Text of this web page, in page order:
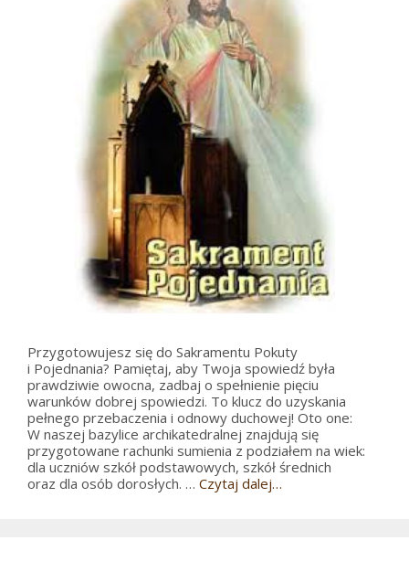
Przygotowujesz się do Sakramentu Pokuty
i Pojednania? Pamiętaj, aby Twoja spowiedź była
prawdziwie owocna, zadbaj o spełnienie pięciu
warunków dobrej spowiedzi. To klucz do uzyskania
pełnego przebaczenia i odnowy duchowej! Oto one:
W naszej bazylice archikatedralnej znajdują się
przygotowane rachunki sumienia z podziałem na wiek:
dla uczniów szkół podstawowych, szkół średnich
oraz dla osób dorosłych. … Czytaj dalej…